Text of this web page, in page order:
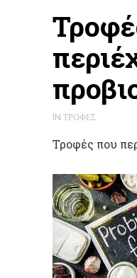
IN ΤΡΟΦΈΣ
Τροφές που